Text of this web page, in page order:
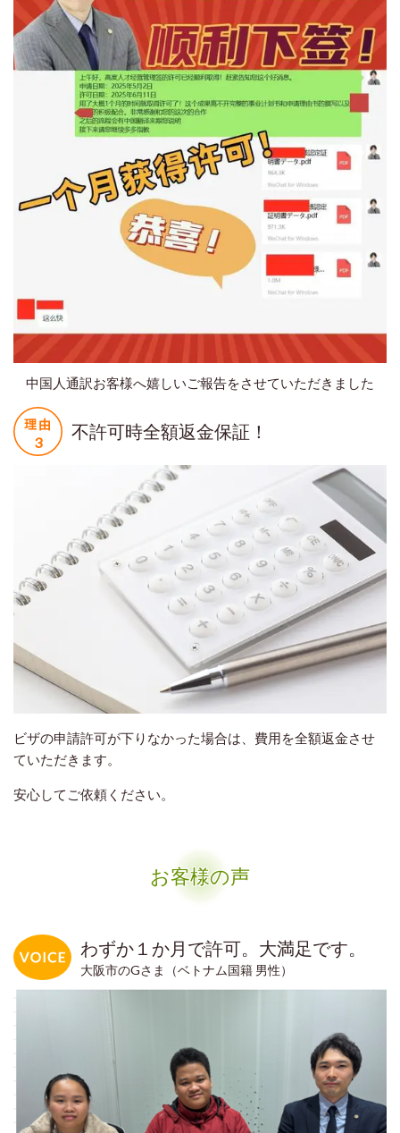
中国人通訳お客様へ嬉しいご報告をさせていただきました
不許可時全額返金保証！
ビザの申請許可が下りなかった場合は、費用を全額返金させ
ていただきます。
安心してご依頼ください。
お客様の声
わずか１か月で許可。大満足です。
大阪市のGさま（ベトナム国籍 男性）